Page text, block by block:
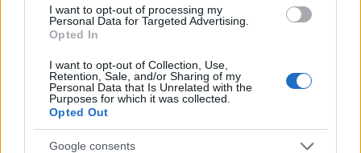
I want to opt-out of processing my
Personal Data for Targeted Advertising.
Opted In
I want to opt-out of Collection, Use,
Retention, Sale, and/or Sharing of my
Personal Data that Is Unrelated with the
Purposes for which it was collected.
Opted Out
Google consents
távoli Skellige-szigetekre utazik. Hindarsfjall földjén,
Modron Freyja szentélyében éri a megvilágosodás –
frissen átélt élményeitől fűtve mindenképpen utána
akar járni annak, vajon tényleg természetfeletti
katasztrófák következtek-e be a Sedna-mélyedésnél
(ahol annak idején a Cintrai Oroszlánfiók szülei is
életüket vesztették), vagy esetleg valami egészen
más áll a dolgok hátterében.